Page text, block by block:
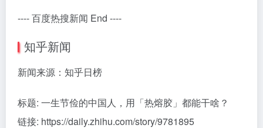
---- 百度热搜新闻 End ----
知乎新闻
新闻来源：知乎日榜
标题: 一生节俭的中国人，用「热熔胶」都能干啥？
链接: https://daily.zhihu.com/story/9781895